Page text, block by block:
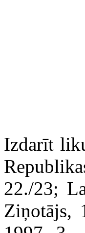
Izdarīt
22./23;
Ziņotājs,